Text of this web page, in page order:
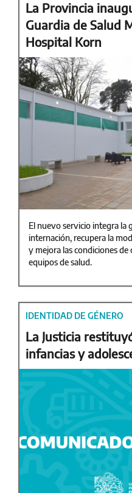
La Provincia
Guardia de Salud
Hospital Korn
El nuevo servicio integra la
internación, recupera la
y mejora las condiciones
equipos de salud.
IDENTIDAD DE GÉNERO
La Justicia
infancias y